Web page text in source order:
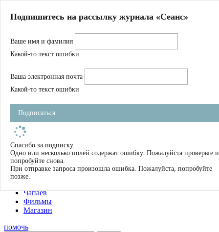
Магазин
Журнал
Школа
Устав
Фильмы
Имена
Тэги
О нас
Журнал
Книги
Чапаев
Фильмы
Магазин
помочь
Подпишитесь на рассылку журнала «Сеанс»
Ваше имя и фамилия
Какой-то текст ошибки
Ваша электронная почта
Какой-то текст ошибки
Подписаться
Спасибо за подписку.
Одно или несколько полей содержат ошибку. Пожалуйста проверьте и
попробуйте снова.
При отправке запроса произошла ошибка. Пожалуйста, попробуйте
позже.